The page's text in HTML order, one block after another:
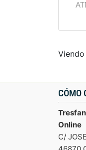
CÓMO
Online
C/